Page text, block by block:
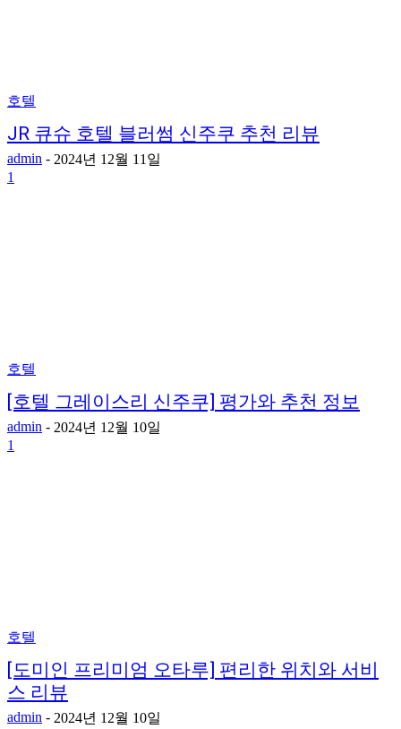
호텔
JR 큐슈 호텔 블러썸 신주쿠 추천 리뷰
admin - 2024년 12월 11일
1
호텔
[호텔 그레이스리 신주쿠] 평가와 추천 정보
admin - 2024년 12월 10일
1
호텔
[도미인 프리미엄 오타루] 편리한 위치와 서비
스 리뷰
admin - 2024년 12월 10일